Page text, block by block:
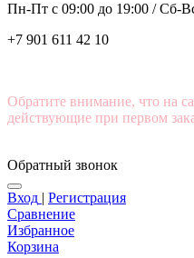
Пн-Пт с 09:00 до 19:00 /Сб-
+7 901 611 42 10
Обратите внимание, что на
действующие при первом
Обратный звонок
Вход | Регистрация
Сравнение
Избранное
Корзина